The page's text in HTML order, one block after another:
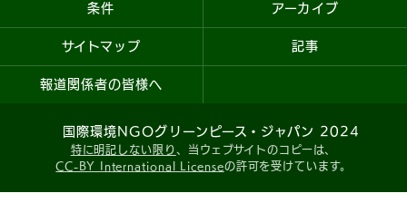
条件 アーカイブ
サイトマップ 記事
報道関係者の皆様へ
国際環境NGOグリーンピース・ジャパン 2024
特に明記しない限り 、当ウェブサイトのコピーは、
CC-BY International Licenseの許可を受けています。